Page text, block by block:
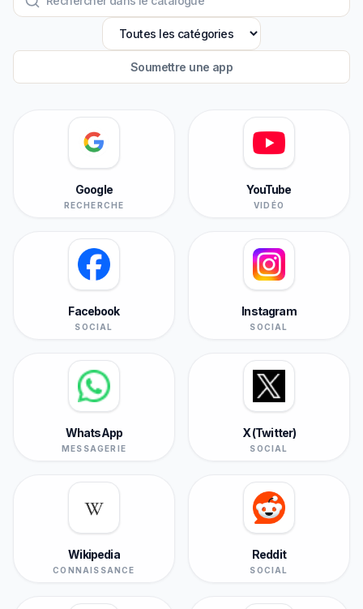
Soumettre une app
Google
RECHERCHE
YouTube
VIDÉO
Facebook
SOCIAL
Instagram
SOCIAL
WhatsApp
MESSAGERIE
X (Twitter)
SOCIAL
Wikipedia
CONNAISSANCE
Reddit
SOCIAL